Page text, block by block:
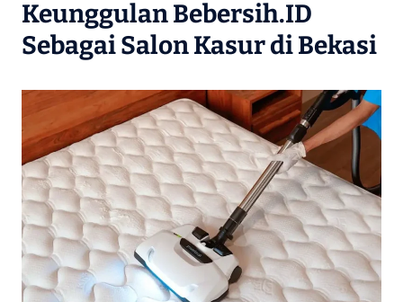
Keunggulan Bebersih.ID
Sebagai Salon Kasur di Bekasi